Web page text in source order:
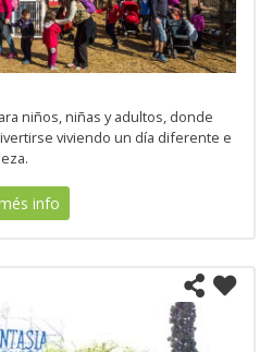
niños, niñas y adultos, donde
viviendo un día diferente e
info